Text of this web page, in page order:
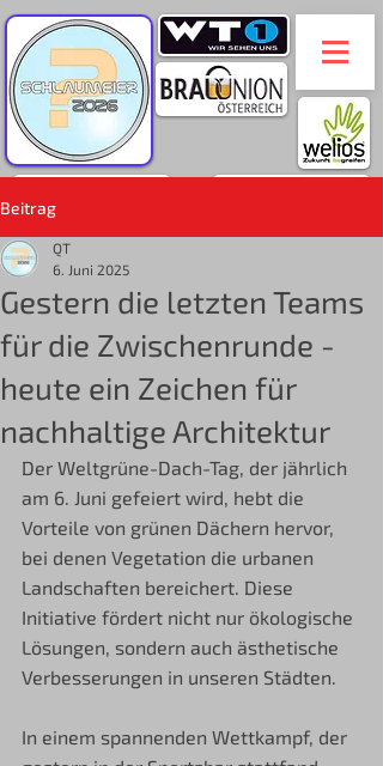
Beitrag
Gestern die letzten Teams
für die Zwischenrunde -
heute ein Zeichen für
nachhaltige Architektur
QT
6. Juni 2025
Der Weltgrüne-Dach-Tag, der jährlich
am 6. Juni gefeiert wird, hebt die
Vorteile von grünen Dächern hervor,
bei denen Vegetation die urbanen
Landschaften bereichert. Diese
Initiative fördert nicht nur ökologische
Lösungen, sondern auch ästhetische
Verbesserungen in unseren Städten.
In einem spannenden Wettkampf, der